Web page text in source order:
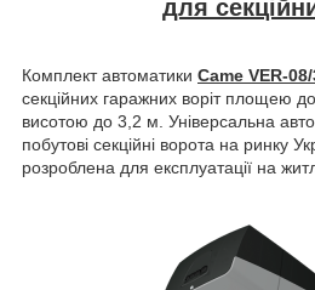
для
Комплект автоматики Came VER-
секційних гаражних воріт площею до
висотою до 3,2 м. Універсальна
побутові секційні ворота на ринку
розроблена для експлуатації на